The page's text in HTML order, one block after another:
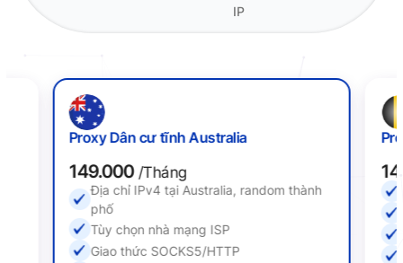
IP
Proxy Dân cư tĩnh Australia
149.000/Tháng
Địa chỉ IPv4 tại Australia, random thành
phố
Tùy chọn nhà mạng ISP
Giao thức SOCKS5/HTTP